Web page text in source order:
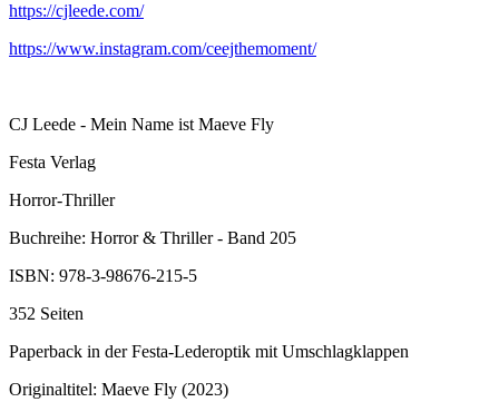
https://cjleede.com/
https://www.instagram.com/ceejthemoment/
CJ Leede - Mein Name ist Maeve Fly
Festa Verlag
Horror-Thriller
Buchreihe: Horror & Thriller - Band 205
ISBN: 978-3-98676-215-5
352 Seiten
Paperback in der Festa-Lederoptik mit Umschlagklappen
Originaltitel: Maeve Fly (2023)